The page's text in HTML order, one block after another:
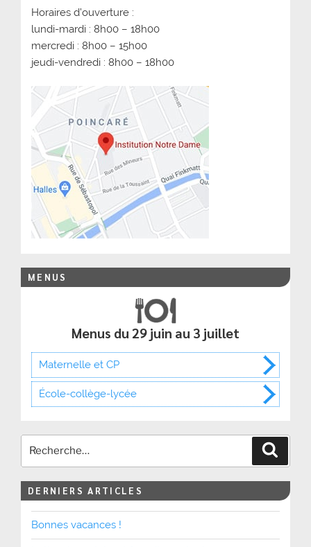
Horaires d’ouverture :
lundi-mardi : 8h00 – 18h00
mercredi : 8h00 – 15h00
jeudi-vendredi : 8h00 – 18h00
MENUS
Menus du 29 juin au 3 juillet
Maternelle et CP
École-collège-lycée
DERNIERS ARTICLES
Bonnes vacances !